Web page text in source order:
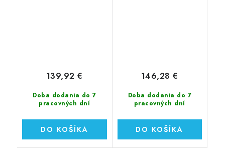
Doba dodania do 7
pracovných dní
139,92 €
DO KOŠÍKA
Doba dodania do 7
pracovných dní
146,28 €
DO KOŠÍKA